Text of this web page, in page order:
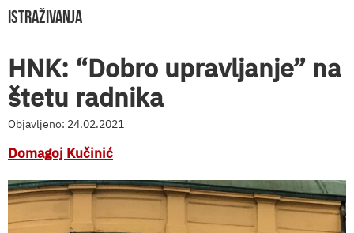
ISTRAŽIVANJA
HNK: “Dobro upravljanje” na
štetu radnika
Objavljeno: 24.02.2021
Domagoj Kučinić